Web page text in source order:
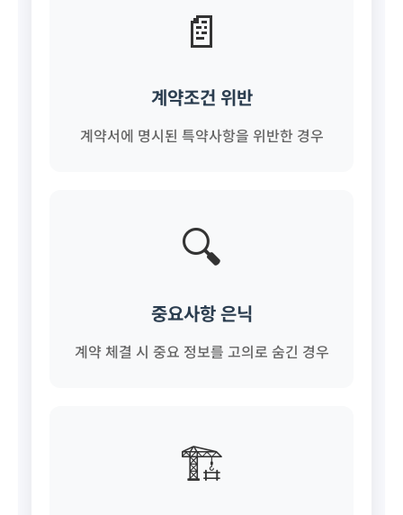
📄
계약조건 위반
계약서에 명시된 특약사항을 위반한 경우
🔍
중요사항 은닉
계약 체결 시 중요 정보를 고의로 숨긴 경우
🏗️